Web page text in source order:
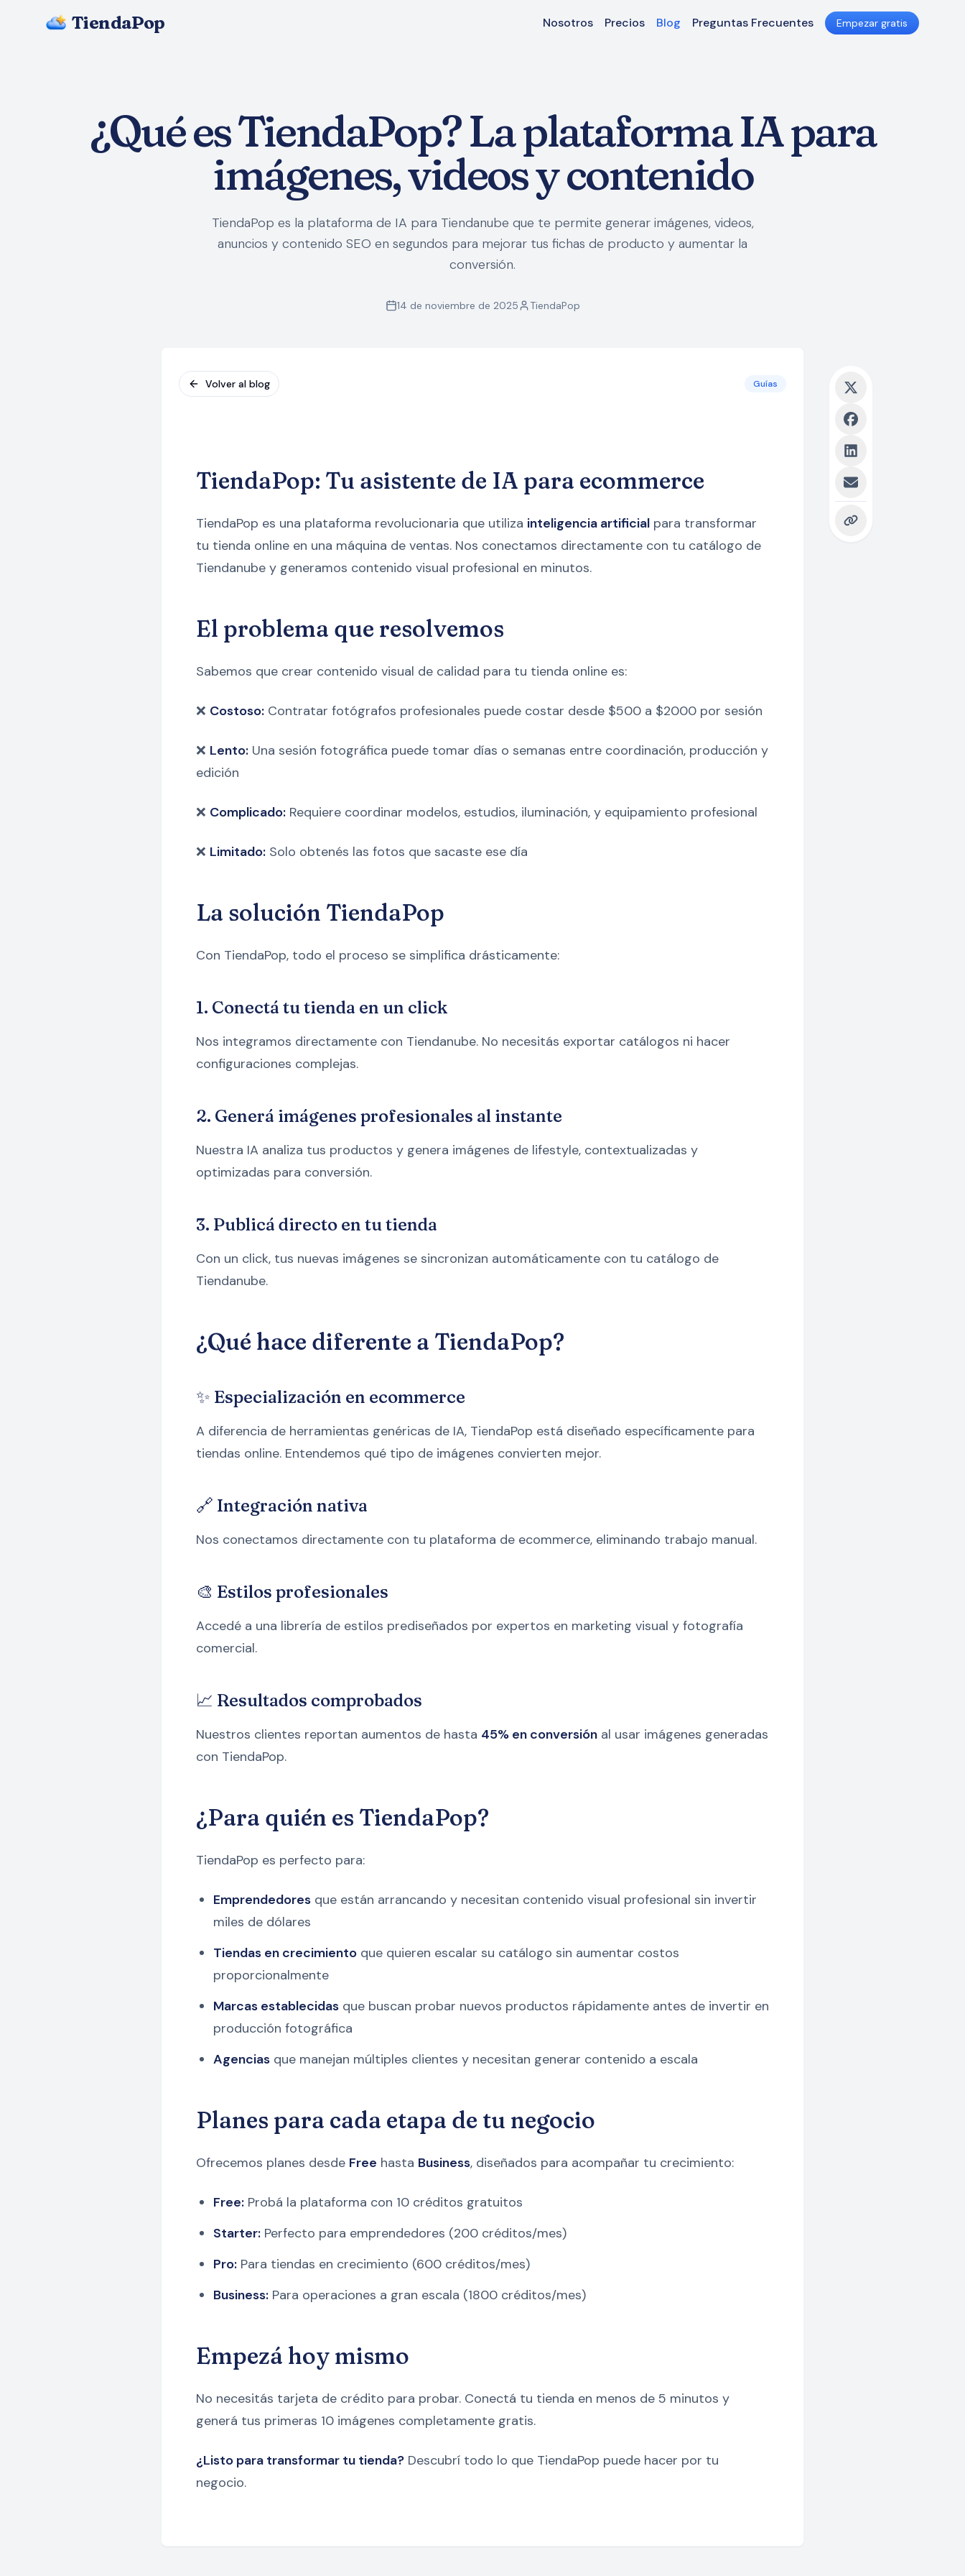
TiendaPop Nosotros Precios Blog Preguntas Frecuentes Empezar gratis
¿Qué es TiendaPop? La plataforma IA para
imágenes, videos y contenido
TiendaPop es la plataforma de IA para Tiendanube que te permite generar imágenes, videos,
anuncios y contenido SEO en segundos para mejorar tus fichas de producto y aumentar la
conversión.
14 de noviembre de 2025 TiendaPop
Volver al blog Guías
TiendaPop: Tu asistente de IA para ecommerce
TiendaPop es una plataforma revolucionaria que utiliza inteligencia artificial para transformar
tu tienda online en una máquina de ventas. Nos conectamos directamente con tu catálogo de
Tiendanube y generamos contenido visual profesional en minutos.
El problema que resolvemos
Sabemos que crear contenido visual de calidad para tu tienda online es:
❌ Costoso: Contratar fotógrafos profesionales puede costar desde $500 a $2000 por sesión
❌ Lento: Una sesión fotográfica puede tomar días o semanas entre coordinación, producción y
edición
❌ Complicado: Requiere coordinar modelos, estudios, iluminación, y equipamiento profesional
❌ Limitado: Solo obtenés las fotos que sacaste ese día
La solución TiendaPop
Con TiendaPop, todo el proceso se simplifica drásticamente:
1. Conectá tu tienda en un click
Nos integramos directamente con Tiendanube. No necesitás exportar catálogos ni hacer
configuraciones complejas.
2. Generá imágenes profesionales al instante
Nuestra IA analiza tus productos y genera imágenes de lifestyle, contextualizadas y
optimizadas para conversión.
3. Publicá directo en tu tienda
Con un click, tus nuevas imágenes se sincronizan automáticamente con tu catálogo de
Tiendanube.
¿Qué hace diferente a TiendaPop?
✨ Especialización en ecommerce
A diferencia de herramientas genéricas de IA, TiendaPop está diseñado específicamente para
tiendas online. Entendemos qué tipo de imágenes convierten mejor.
🔗 Integración nativa
Nos conectamos directamente con tu plataforma de ecommerce, eliminando trabajo manual.
🎨 Estilos profesionales
Accedé a una librería de estilos prediseñados por expertos en marketing visual y fotografía
comercial.
📈 Resultados comprobados
Nuestros clientes reportan aumentos de hasta 45% en conversión al usar imágenes generadas
con TiendaPop.
¿Para quién es TiendaPop?
TiendaPop es perfecto para:
Emprendedores que están arrancando y necesitan contenido visual profesional sin invertir
miles de dólares
Tiendas en crecimiento que quieren escalar su catálogo sin aumentar costos
proporcionalmente
Marcas establecidas que buscan probar nuevos productos rápidamente antes de invertir en
producción fotográfica
Agencias que manejan múltiples clientes y necesitan generar contenido a escala
Planes para cada etapa de tu negocio
Ofrecemos planes desde Free hasta Business, diseñados para acompañar tu crecimiento:
Free: Probá la plataforma con 10 créditos gratuitos
Starter: Perfecto para emprendedores (200 créditos/mes)
Pro: Para tiendas en crecimiento (600 créditos/mes)
Business: Para operaciones a gran escala (1800 créditos/mes)
Empezá hoy mismo
No necesitás tarjeta de crédito para probar. Conectá tu tienda en menos de 5 minutos y
generá tus primeras 10 imágenes completamente gratis.
¿Listo para transformar tu tienda? Descubrí todo lo que TiendaPop puede hacer por tu
negocio.